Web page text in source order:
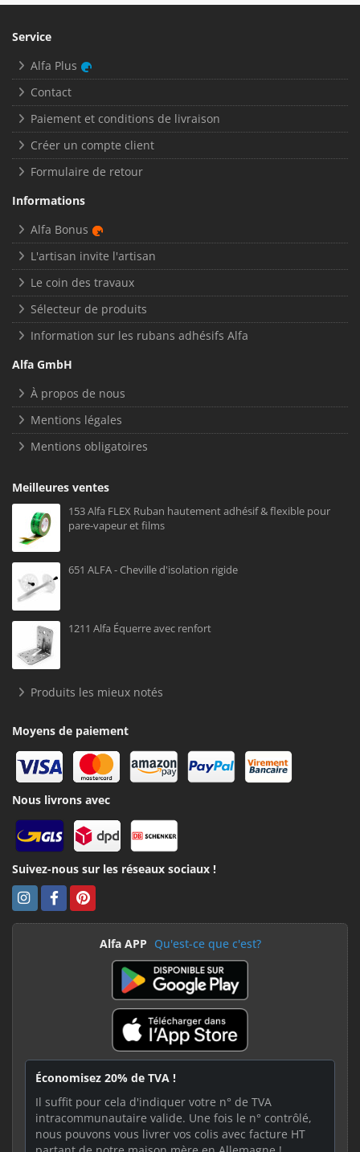
Service
Alfa Plus
Contact
Paiement et conditions de livraison
Créer un compte client
Formulaire de retour
Informations
Alfa Bonus
L'artisan invite l'artisan
Le coin des travaux
Sélecteur de produits
Information sur les rubans adhésifs Alfa
Alfa GmbH
À propos de nous
Mentions légales
Mentions obligatoires
Meilleures ventes
153 Alfa FLEX Ruban hautement adhésif & flexible pour
pare-vapeur et films
651 ALFA - Cheville d'isolation rigide
1211 Alfa Équerre avec renfort
Produits les mieux notés
Moyens de paiement
Nous livrons avec
Suivez-nous sur les réseaux sociaux !
Alfa APP Qu'est-ce que c'est?
Économisez 20% de TVA !
Il suffit pour cela d'indiquer votre n° de TVA
intracommunautaire valide. Une fois le n° contrôlé,
nous pouvons vous livrer vos colis avec facture HT